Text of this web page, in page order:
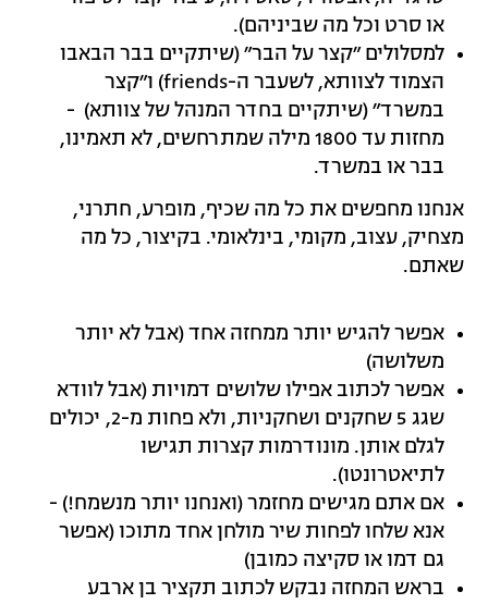
או סרט וכל מה שביניהם).
למסלולים ״קצר על הבר״ (שיתקיים בבר הבאבו
הצמוד לצוותא, לשעבר ה-friends) ו״קצר
במשרד״ (שיתקיים בחדר המנהל של צוותא) -
מחזות עד 1800 מילה שמתרחשים, לא תאמינו,
בבר או במשרד.
אנחנו מחפשים את כל מה שכיף, מופרע, חתרני,
מצחיק, עצוב, מקומי, בינלאומי. בקיצור, כל מה
שאתם.
אפשר להגיש יותר ממחזה אחד (אבל לא יותר
משלושה)
אפשר לכתוב אפילו שלושים דמויות (אבל לוודא
שגג 5 שחקנים ושחקניות, ולא פחות מ-2, יכולים
לגלם אותן. מונודרמות קצרות תגישו
לתיאטרונטו).
אם אתם מגישים מחזמר (ואנחנו יותר מנשמח!) -
אנא שלחו לפחות שיר מולחן אחד מתוכו (אפשר
גם דמו או סקיצה כמובן)
בראש המחזה נבקש לכתוב תקציר בן ארבע